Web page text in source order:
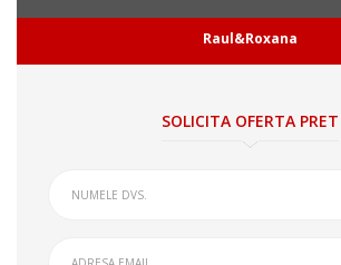
Raul&Roxana
SOLICITA OFERTA PRET